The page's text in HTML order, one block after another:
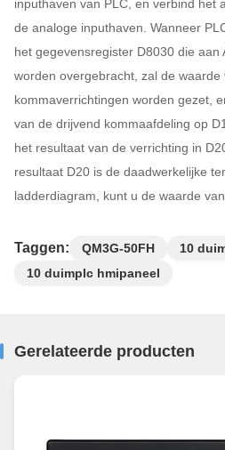
inputhaven van PLC, en verbind het
de analoge inputhaven. Wanneer
het gegevensregister D8030 die
worden overgebracht, zal de
kommaverrichtingen worden gezet,
van de drijvend kommaafdeling op
het resultaat van de verrichting in
resultaat D20 is de daadwerkelijke
ladderdiagram, kunt u de waarde
Taggen: QM3G-50FH
10
10 duimplc hmipaneel
Gerelateerde producten